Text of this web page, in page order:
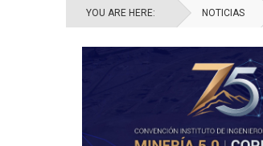
YOU ARE HERE: NOTICIAS